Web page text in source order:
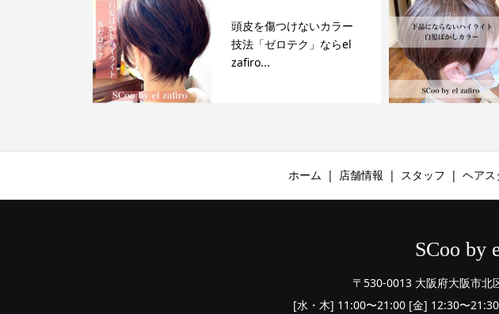
頭皮を傷つけないカラー
技法「ゼロテク」ならel
zafiro...
ホーム 店舗情報 スタッフ ヘアス
SCoo by
〒530-0013 大阪府大阪市北
[水・木] 11:00〜21:00 [金] 12:30〜